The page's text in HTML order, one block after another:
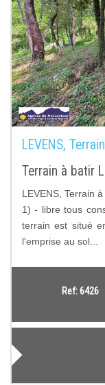
LEVENS,
Terrain à batir
LEVENS, Terrain
1) - libre tous
terrain est situé
l'emprise au sol...
Ref: 6426